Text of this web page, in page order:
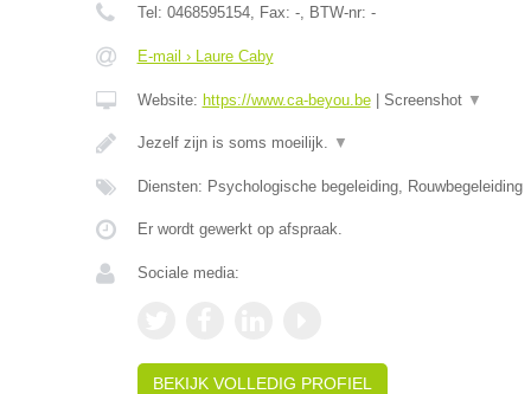
Tel: 0468595154, Fax: -, BTW-nr: -
E-mail › Laure Caby
Website: https://www.ca-beyou.be| Screenshot ▼
Jezelf zijn is soms moeilijk. ▼
Diensten: Psychologische begeleiding, Rouwbegeleiding
Er wordt gewerkt op afspraak.
Sociale media:
BEKIJK VOLLEDIG PROFIEL